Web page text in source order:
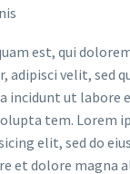
est, qui
adipisci velit, sed
incidunt ut labore
tem. Lorem
elit, sed do
et dolore magna